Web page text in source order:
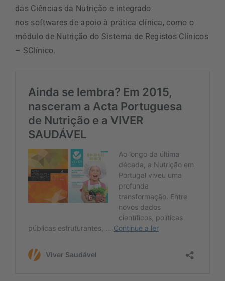
das Ciências da Nutrição e integrado
nos softwares de apoio à prática clínica, como o
módulo de Nutrição do Sistema de Registos Clínicos
– SClínico.